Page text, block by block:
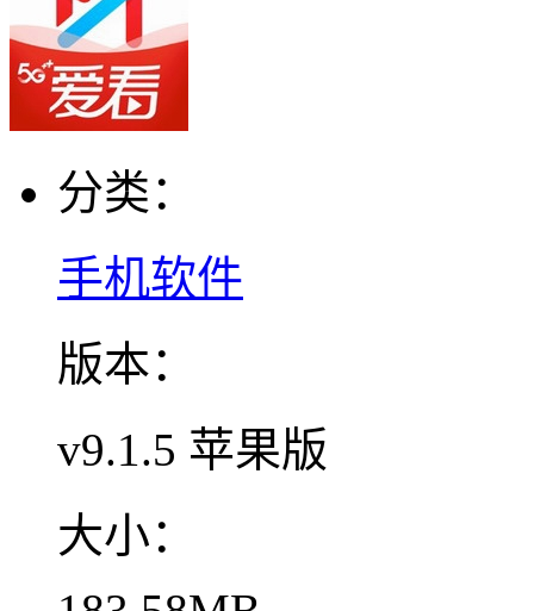
分类：
手机软件
版本：
v9.1.5 苹果版
大小：